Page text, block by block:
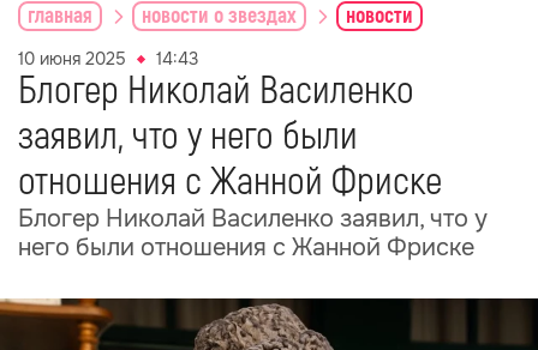
главная новости о звездах новости
10 июня 2025 14:43
Блогер Николай Василенко
заявил, что у него были
отношения с Жанной Фриске
Блогер Николай Василенко заявил, что у
него были отношения с Жанной Фриске